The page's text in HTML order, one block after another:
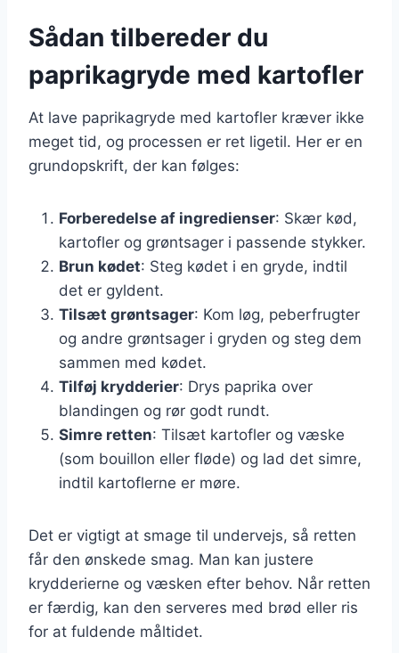
Sådan tilbereder du
paprikagryde med kartofler
At lave paprikagryde med kartofler kræver ikke
meget tid, og processen er ret ligetil. Her er en
grundopskrift, der kan følges:
Forberedelse af ingredienser: Skær kød,
kartofler og grøntsager i passende stykker.
Brun kødet: Steg kødet i en gryde, indtil
det er gyldent.
Tilsæt grøntsager: Kom løg, peberfrugter
og andre grøntsager i gryden og steg dem
sammen med kødet.
Tilføj krydderier: Drys paprika over
blandingen og rør godt rundt.
Simre retten: Tilsæt kartofler og væske
(som bouillon eller fløde) og lad det simre,
indtil kartoflerne er møre.
Det er vigtigt at smage til undervejs, så retten
får den ønskede smag. Man kan justere
krydderierne og væsken efter behov. Når retten
er færdig, kan den serveres med brød eller ris
for at fuldende måltidet.